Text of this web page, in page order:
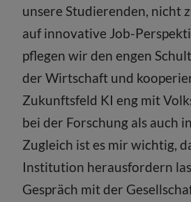
unsere Studierenden, nicht
auf innovative Job-
pflegen wir den engen
der Wirtschaft und
Zukunftsfeld KI eng mit
bei der Forschung als auch
Zugleich ist es mir wichtig,
Institution herausfordern
Gespräch mit der